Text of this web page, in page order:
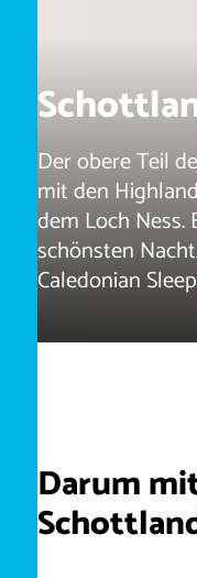
Der obere Teil
mit den
dem Loch
schönsten
Caledonian
Darum